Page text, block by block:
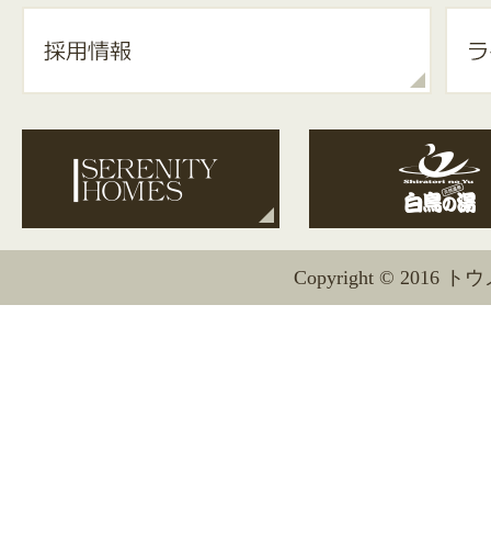
Copyright © 2016 ト